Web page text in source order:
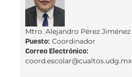
Mtro. Alejandro Pérez Jiménez
Puesto: Coordinador
Correo Electrónico:
coord.escolar@cualtos.udg.mx